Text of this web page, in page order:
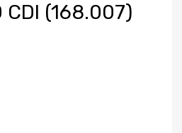
CDI (168.007)